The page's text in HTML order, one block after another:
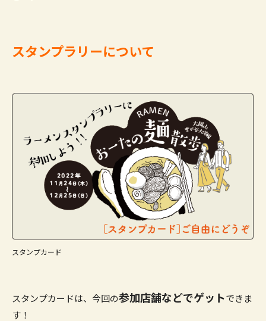
スタンプラリーについて
スタンプカード
スタンプカードは、今回の参加店舗などでゲットできま
す！